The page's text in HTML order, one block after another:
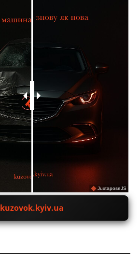
JuxtaposeJS
kuzovok.kyiv.ua